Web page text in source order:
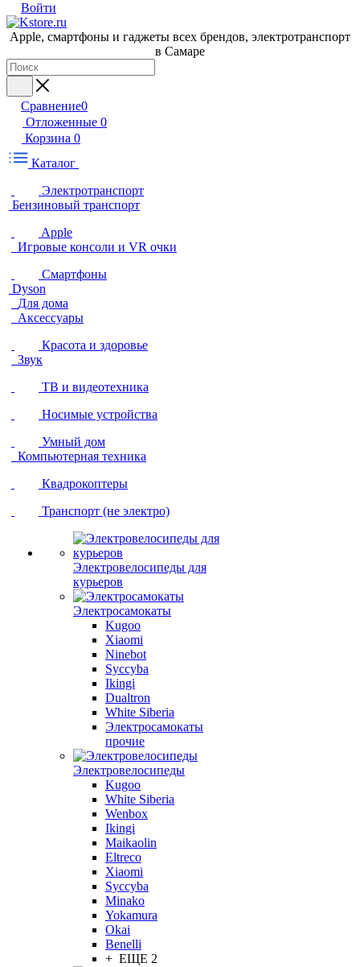
Войти
Apple, cмартфоны и гаджеты всех брендов, электротранспорт
в Самаре
Сравнение0
Отложенные 0
Корзина 0
Каталог
Электротранспорт
Бензиновый транспорт
Apple
Игровые консоли и VR очки
Смартфоны
Dyson
Для дома
Аксессуары
Красота и здоровье
Звук
ТВ и видеотехника
Носимые устройства
Умный дом
Компьютерная техника
Квадрокоптеры
Транспорт (не электро)
Электровелосипеды для
курьеров
Электросамокаты
Kugoo
Xiaomi
Ninebot
Syccyba
Ikingi
Dualtron
White Siberia
Электросамокаты
прочие
Электровелосипеды
Kugoo
White Siberia
Wenbox
Ikingi
Maikaolin
Eltreco
Xiaomi
Syccyba
Minako
Yokamura
Okai
Benelli
+ ЕЩЕ 2